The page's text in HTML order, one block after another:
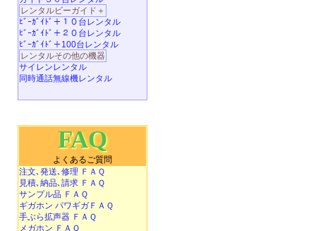
レンタルビーガイド＋
ﾋﾞｰｶﾞｲﾄﾞ＋１０台レンタル
ﾋﾞｰｶﾞｲﾄﾞ＋２０台レンタル
ﾋﾞｰｶﾞｲﾄﾞ＋100台レンタル
レンタルその他の機器
サイレンレンタル
同時通話無線機レンタル
FAQ
よくあるご質問
注文､発送､修理 ＦＡＱ
見積､納品､請求 ＦＡＱ
サンプル品 ＦＡＱ
ギガホン パワギガＦＡＱ
手ぶら拡声器 ＦＡＱ
メガホン ＦＡＱ